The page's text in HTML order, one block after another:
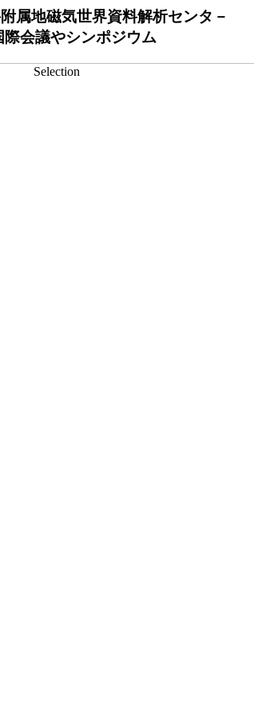
属地磁気世界資料解析センタ－
際会議やシンポジウム